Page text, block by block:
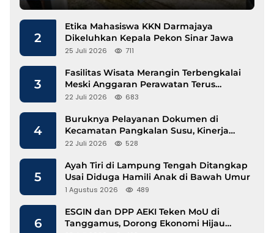
2
Etika Mahasiswa KKN Darmajaya
Dikeluhkan Kepala Pekon Sinar Jawa
25 Juli 2026 711
3
Fasilitas Wisata Merangin Terbengkalai
Meski Anggaran Perawatan Terus
Mengalir
22 Juli 2026 683
4
Buruknya Pelayanan Dokumen di
Kecamatan Pangkalan Susu, Kinerja
Disdukcapil Langkat Disorot
22 Juli 2026 528
5
Ayah Tiri di Lampung Tengah Ditangkap
Usai Diduga Hamili Anak di Bawah Umur
1 Agustus 2026 489
6
ESGIN dan DPP AEKI Teken MoU di
Tanggamus, Dorong Ekonomi Hijau